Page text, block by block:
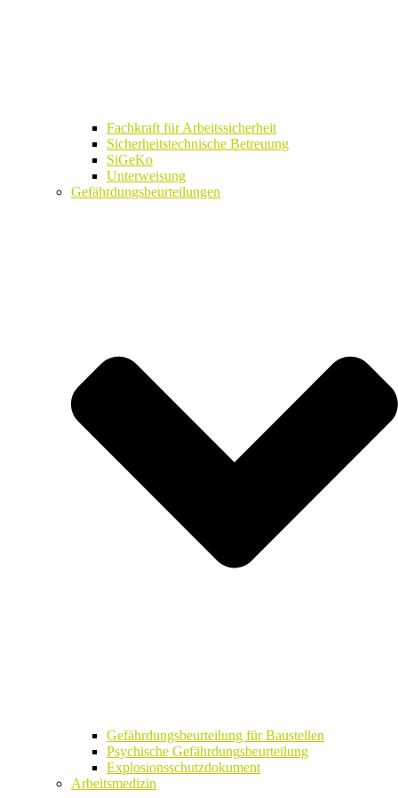
Fachkraft für Arbeitssicherheit
Sicherheitstechnische Betreuung
SiGeKo
Unterweisung
Gefährdungsbeurteilungen
Gefährdungsbeurteilung für Baustellen
Psychische Gefährdungsbeurteilung
Explosionsschutzdokument
Arbeitsmedizin